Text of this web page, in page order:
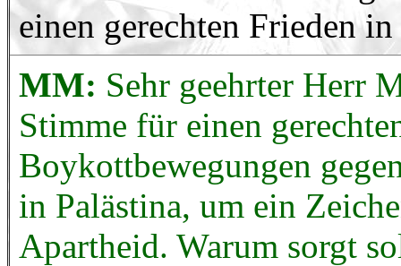
einen gerechten Frieden
MM: Sehr geehrter Herr
Stimme für einen
Boykottbewegungen
in Palästina, um ein
Apartheid. Warum sorgt